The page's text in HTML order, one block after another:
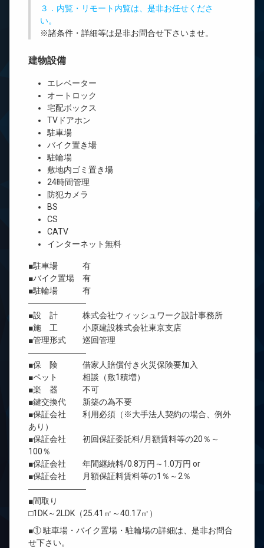
３．内覧・リモート内覧は、是非お任せくださ
い。
※諸条件・詳細等は是非お問合せ下さいませ。
建物設備
エレベーター
オートロック
宅配ボックス
TVドアホン
駐車場
バイク置き場
駐輪場
敷地内ゴミ置き場
24時間管理
防犯カメラ
BS
CS
CATV
インターネット無料
■駐車場 有
■バイク置場 有
■駐輪場 有
―――――――
■設 計 株式会社ウィッシュワーク設計事務所
■施 工 小原建設株式会社東京支店
■管理形式 巡回管理
―――――――
■保 険 借家人賠償付き火災保険要加入
■ペット 相談（敷1積増）
■楽 器 不可
■鍵交換代 新築の為不要
■保証会社 利用必須（※大手法人契約の場合、例外
あり）
■保証会社 初回保証委託料/月額賃料等の20％～
100％
■保証会社 年間継続料/0.8万円～1.0万円 or
■保証会社 月額保証料賃料等の1％～2％
―――――――
■間取り
□1DK～2LDK（25.41㎡～40.17㎡）
■① 駐車場・バイク置場・駐輪場の詳細は、是非お問合
せ下さい。